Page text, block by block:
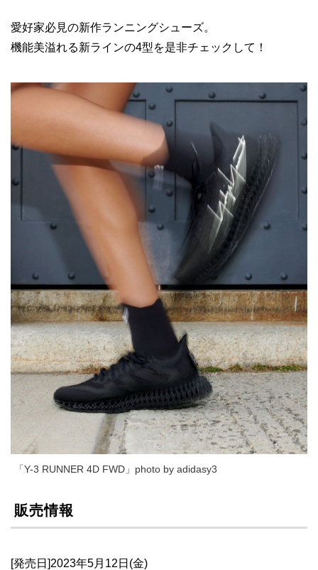
愛好家必見の新作ランニングシューズ。
機能美溢れる新ラインの4型を是非チェックして！
「Y-3 RUNNER 4D FWD」photo by adidasy3
販売情報
[発売日]2023年5月12日(金)